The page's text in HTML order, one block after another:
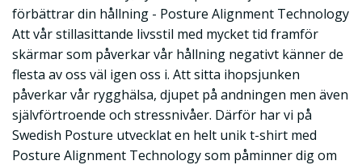
förbättrar din hållning - Posture Alignment Technology
Att vår stillasittande livsstil med mycket tid framför
skärmar som påverkar vår hållning negativt känner de
flesta av oss väl igen oss i. Att sitta ihopsjunken
påverkar vår rygghälsa, djupet på andningen men även
självförtroende och stressnivåer. Därför har vi på
Swedish Posture utvecklat en helt unik t-shirt med
Posture Alignment Technology som påminner dig om